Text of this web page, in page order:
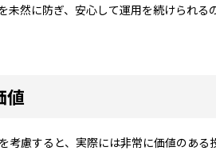
然に防ぎ、安心して運用を続けられ
値
慮すると、実際には非常に価値のあ